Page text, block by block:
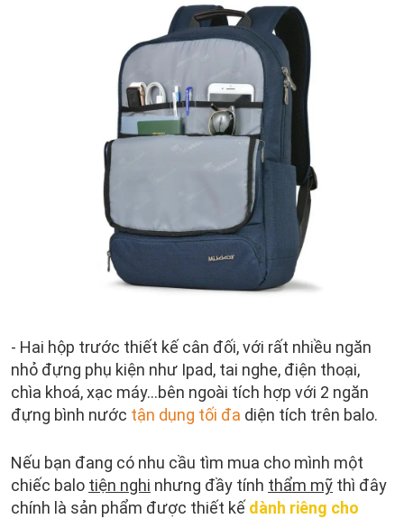
- Hai hộp trước thiết kế cân đối, với rất nhiều ngăn
nhỏ đựng phụ kiện như Ipad, tai nghe, điện thoại,
chìa khoá, xạc máy...bên ngoài tích hợp với 2 ngăn
đựng bình nước tận dụng tối đa diện tích trên balo.
Nếu bạn đang có nhu cầu tìm mua cho mình một
chiếc balo tiện nghi nhưng đầy tính thẩm mỹ thì đây
chính là sản phẩm được thiết kế dành riêng cho